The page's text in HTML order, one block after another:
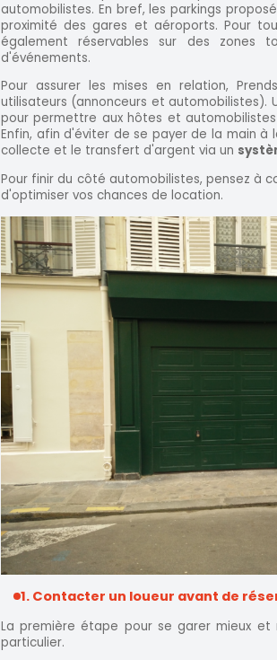
automobilistes. En bref, les parkings
proximité des gares et aéroports. Pour
également réservables sur des zones
d'événements.
Pour assurer les mises en relation,
utilisateurs (annonceurs et automobilistes).
pour permettre aux hôtes et
Enfin, afin d'éviter de se payer de la main à
collecte et le transfert d'argent via un
Pour finir du côté automobilistes, pensez à
d'optimiser vos chances de location.
1. Contacter un loueur avant de
La première étape pour se garer mieux
particulier.